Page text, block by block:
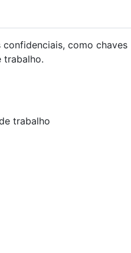
como chaves
trabalho.
trabalho